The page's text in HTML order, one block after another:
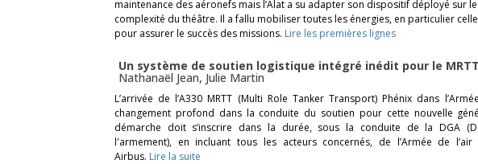
maintenance des aéronefs mais l’Alat a su adapter son dispositif déployé sur
complexité du théâtre. Il a fallu mobiliser toutes les énergies, en particulier
pour assurer le succès des missions. Lire les premières lignes
Un système de soutien logistique intégré inédit pour le
Nathanaël Jean, Julie Martin
L’arrivée de l’A330 MRTT (Multi Role Tanker Transport) Phénix dans
changement profond dans la conduite du soutien pour cette nouvelle
démarche doit s’inscrire dans la durée, sous la conduite de la DGA
l'armement), en incluant tous les acteurs concernés, de l’Armée de
Airbus. Lire la suite